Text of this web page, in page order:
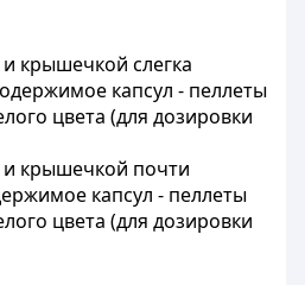
крышечкой слегка
капсул - пеллеты
цвета (для дозировки
и крышечкой почти
капсул - пеллеты
цвета (для дозировки